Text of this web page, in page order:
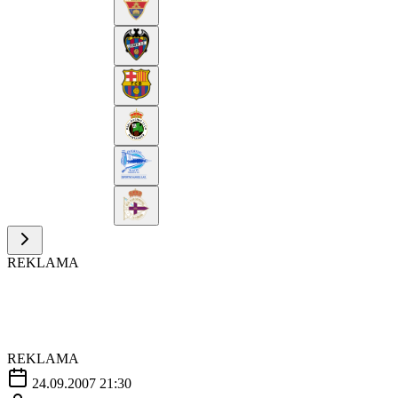
REKLAMA
REKLAMA
24.09.2007 21:30